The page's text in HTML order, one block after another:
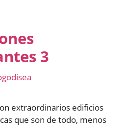
3
extraordinarios edificios
que son de todo, menos